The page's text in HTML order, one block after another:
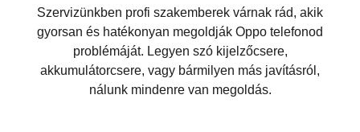
Szervizünkben profi szakemberek várnak rád, akik
gyorsan és hatékonyan megoldják Oppo telefonod
problémáját. Legyen szó kijelzőcsere,
akkumulátorcsere, vagy bármilyen más javításról,
nálunk mindenre van megoldás.